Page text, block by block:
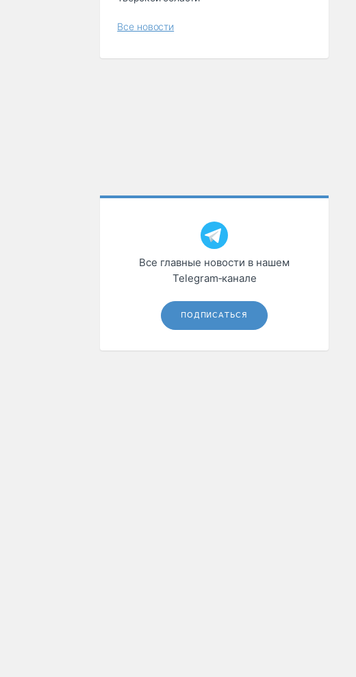
Все новости
Все главные новости в нашем
Telegram‑канале
ПОДПИСАТЬСЯ